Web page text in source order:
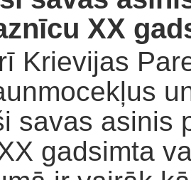
XX
Krievijas
savas asinis
gadsimta